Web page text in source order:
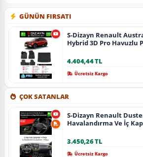
GÜNÜN FIRSATI
S-Dizayn Renault
Hybrid 3D Pro Havuzlu
Üzeri A+ Kalite
4.404,44 TL
Ücretsiz Kargo
ÇOK SATANLAR
S-Dizayn Renault
Havalandırma Ve İç
Krom) A+ Kalite
3.450,26 TL
Ücretsiz Kargo